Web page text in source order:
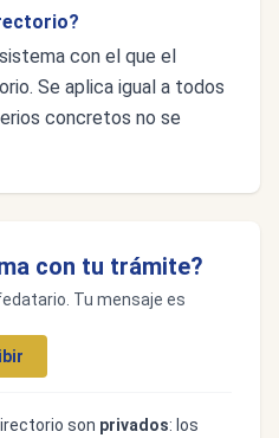
con el que el
Se aplica igual a todos
concretos no se
con tu trámite?
Tu mensaje es
son privados: los